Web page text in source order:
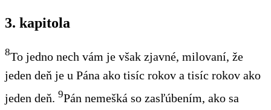
3. kapitola
8To jedno nech vám je však zjavné, milovaní, že
jeden deň je u Pána ako tisíc rokov a tisíc rokov ako
jeden deň. 9Pán nemešká so zasľúbením, ako sa